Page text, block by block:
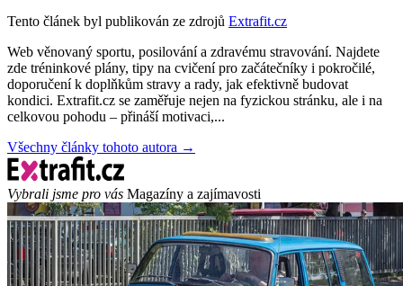
Tento článek byl publikován ze zdrojů Extrafit.cz
Web věnovaný sportu, posilování a zdravému stravování. Najdete
zde tréninkové plány, tipy na cvičení pro začátečníky i pokročilé,
doporučení k doplňkům stravy a rady, jak efektivně budovat
kondici. Extrafit.cz se zaměřuje nejen na fyzickou stránku, ale i na
celkovou pohodu – přináší motivaci,...
Všechny články tohoto autora →
Vybrali jsme pro vás Magazíny a zajímavosti